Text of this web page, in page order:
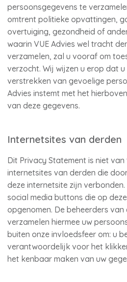
persoonsgegevens te
omtrent politieke opvattingen,
overtuiging, gezondheid of
waarin VUE Advies wel tracht
verzamelen, zal u vooraf om
verzocht. Wij wijzen u erop dat
verstrekken van gevoelige
Advies instemt met het
van deze gegevens.
Internetsites van derden
Dit Privacy Statement is niet
internetsites van derden die
deze internetsite zijn
social media buttons die op
opgenomen. De beheerders van
verzamelen hiermee uw
buiten onze invloedsfeer om: u
verantwoordelijk voor het
het kenbaar maken van uw